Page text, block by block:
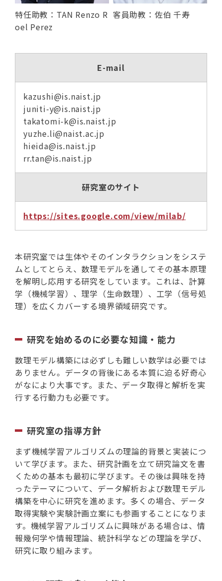
特任助教：TAN Renzo R
oel Perez
客員助教：佐伯 千寿
E-mail
kazushi@is.naist.jp
juniti-y@is.naist.jp
takatomi-k@is.naist.jp
yuzhe.li@naist.ac.jp
hieida@is.naist.jp
rr.tan@is.naist.jp
研究室のサイト
https://sites.google.com/view/milab/
本研究室では生体やそのインタラクションをシステ
ムとしてとらえ、数理モデルを通してその基本原理
を解明し応用する研究をしています。これは、計算
学（機械学習）、理学（生命数理）、工学（信号処
理）を広くカバーする境界領域研究です。
研究を始めるのに必要な知識・能力
数理モデル構築には必ずしも難しい数学は必要では
ありません。データの背後にある本質に迫る好奇心
がなにより大事です。また、データ取得と解析を実
行する行動力も必要です。
研究室の指導方針
まず機械学習アルゴリズムの理論的背景と実装につ
いて学びます。また、研究計画を立て研究論文を書
くための基本も最初に学びます。その後は興味を持
ったテーマについて、データ解析および数理モデル
構築を中心に研究を進めます。多くの場合、データ
取得実験や実験計画立案にも参画することになりま
す。機械学習アルゴリズムに興味がある場合は、情
報幾何学や情報理論、統計科学などの理論を学び、
研究に取り組みます。